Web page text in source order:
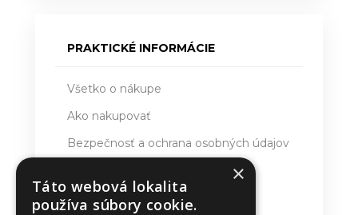
PRAKTICKÉ INFORMÁCIE
Všetko o nákupe
Ako nakupovať
Bezpečnosť a ochrana osobných údajov
Obchodné podmienky
×
Táto webová lokalita
používa súbory cookie.